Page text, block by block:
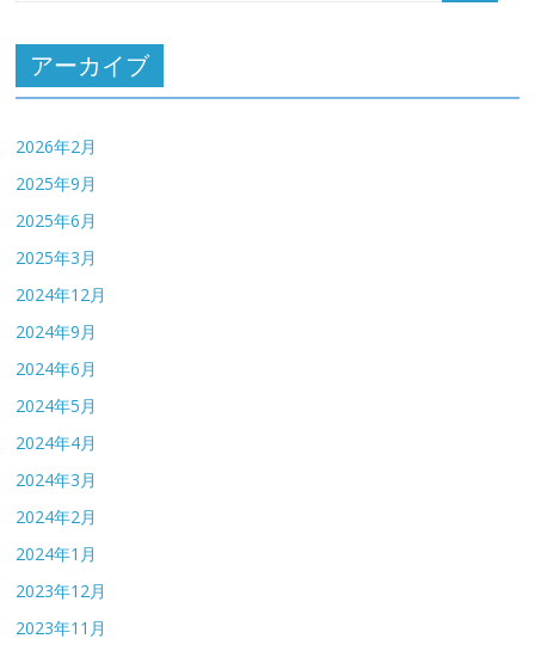
アーカイブ
2026年2月
2025年9月
2025年6月
2025年3月
2024年12月
2024年9月
2024年6月
2024年5月
2024年4月
2024年3月
2024年2月
2024年1月
2023年12月
2023年11月